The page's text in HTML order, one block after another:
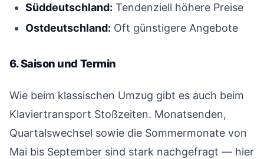
Süddeutschland: Tendenziell höhere Preise
Ostdeutschland: Oft günstigere Angebote
6. Saison und Termin
Wie beim klassischen Umzug gibt es auch beim
Klaviertransport Stoßzeiten. Monatsenden,
Quartalswechsel sowie die Sommermonate von
Mai bis September sind stark nachgefragt — hier